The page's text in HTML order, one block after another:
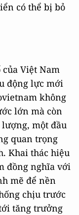
có thể bị bỏ
Việt Nam
động lực mới
không
lớn mà còn
một đầu
quan trọng
Khai thác hiệu
đồng nghĩa với
mẽ để nền
chịu trước
tăng trưởng